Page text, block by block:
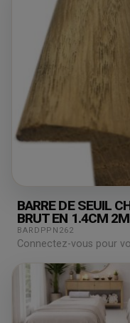
BARRE DE SEUIL
BRUT EN 1.4CM
BARDPPN262
Connectez-vous pour